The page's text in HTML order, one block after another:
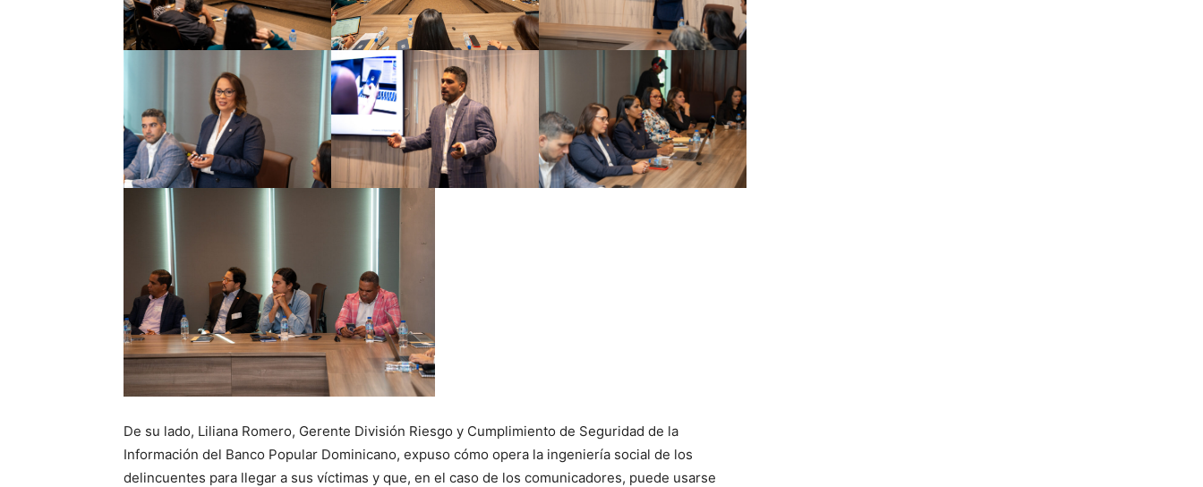
De su lado, Liliana Romero, Gerente División Riesgo y Cumplimiento de Seguridad de la
Información del Banco Popular Dominicano, expuso cómo opera la ingeniería social de los
delincuentes para llegar a sus víctimas y que, en el caso de los comunicadores, puede usarse